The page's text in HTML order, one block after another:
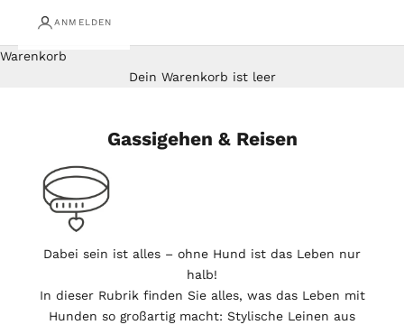
ANMELDEN
Warenkorb
Dein Warenkorb ist leer
Gassigehen & Reisen
Dabei sein ist alles – ohne Hund ist das Leben nur
halb!
In dieser Rubrik finden Sie alles, was das Leben mit
Hunden so großartig macht: Stylische Leinen aus